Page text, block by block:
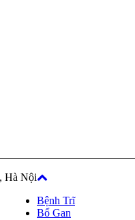
Hà Nội
Bệnh Trĩ
Bổ Gan